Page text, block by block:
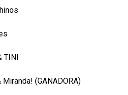
TINI
(GANADORA)